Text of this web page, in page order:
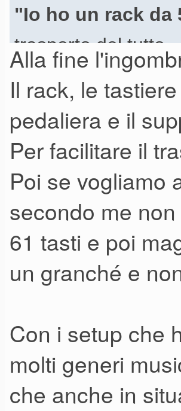
"Io ho un rack
trasporto del
Edited 15 Mar. 2015
Alla fine
Il rack, le
pedaliera e il
Per facilitare il
Poi se vogliamo
secondo me
61 tasti e poi
un granché e
Con i setup che
molti generi
che anche in